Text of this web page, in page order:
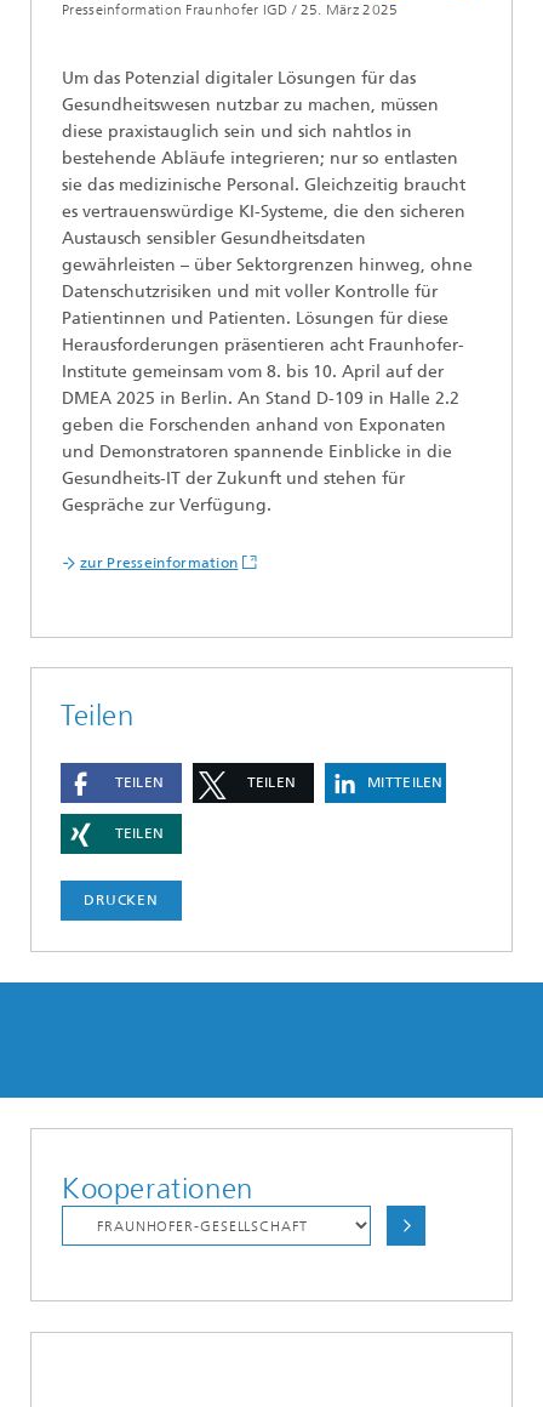
Presseinformation Fraunhofer IGD / 25. März 2025
Um das Potenzial digitaler Lösungen für das
Gesundheitswesen nutzbar zu machen, müssen
diese praxistauglich sein und sich nahtlos in
bestehende Abläufe integrieren; nur so entlasten
sie das medizinische Personal. Gleichzeitig braucht
es vertrauenswürdige KI-Systeme, die den sicheren
Austausch sensibler Gesundheitsdaten
gewährleisten – über Sektorgrenzen hinweg, ohne
Datenschutzrisiken und mit voller Kontrolle für
Patientinnen und Patienten. Lösungen für diese
Herausforderungen präsentieren acht Fraunhofer-
Institute gemeinsam vom 8. bis 10. April auf der
DMEA 2025 in Berlin. An Stand D-109 in Halle 2.2
geben die Forschenden anhand von Exponaten
und Demonstratoren spannende Einblicke in die
Gesundheits-IT der Zukunft und stehen für
Gespräche zur Verfügung.
zur Presseinformation
Teilen
TEILEN TEILEN MITTEILEN
TEILEN
DRUCKEN
Kooperationen